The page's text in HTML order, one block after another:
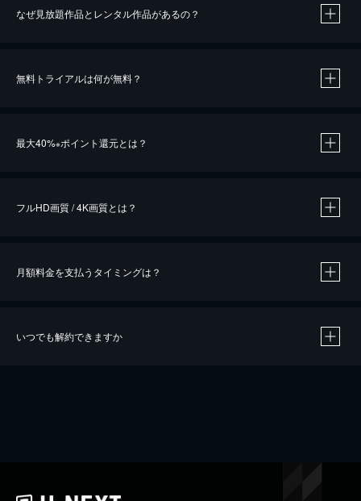
なぜ見放題作品とレンタル作品があるの？
無料トライアルは何が無料？
最大40%※ポイント還元とは？
※40％ポイント還元の対象は、クレジットカード決済による作品の購入 / レンタルです。
iOSアプリのUコイン決済による作品の購入 / レンタルは、20％のポイント還元です。
フルHD画質 / 4K画質とは？
月額料金を支払うタイミングは？
いつでも解約できますか